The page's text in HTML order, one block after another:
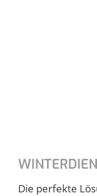
Die perfekte